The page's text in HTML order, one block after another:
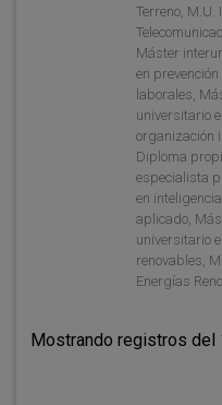
Terreno, M.U.
Máster
en
laborales,
universitario
organización
Diploma
especialista
en
aplicado,
universitario
renovables,
Energías
Mostrando registros del